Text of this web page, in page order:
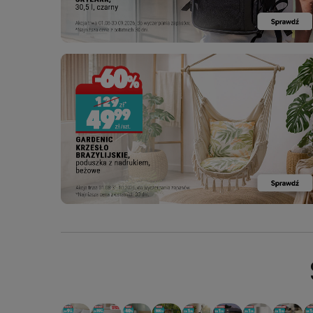
PROMOCJA: ODKURZACZ
PROMOCJA: ODKURZACZ
PROMOCJA: ODKURZACZ
PROMOCJA: ODKURZACZ
PROMOCJA: ODKURZACZ
PROMOCJA: ODKURZACZ
PROMOCJA: